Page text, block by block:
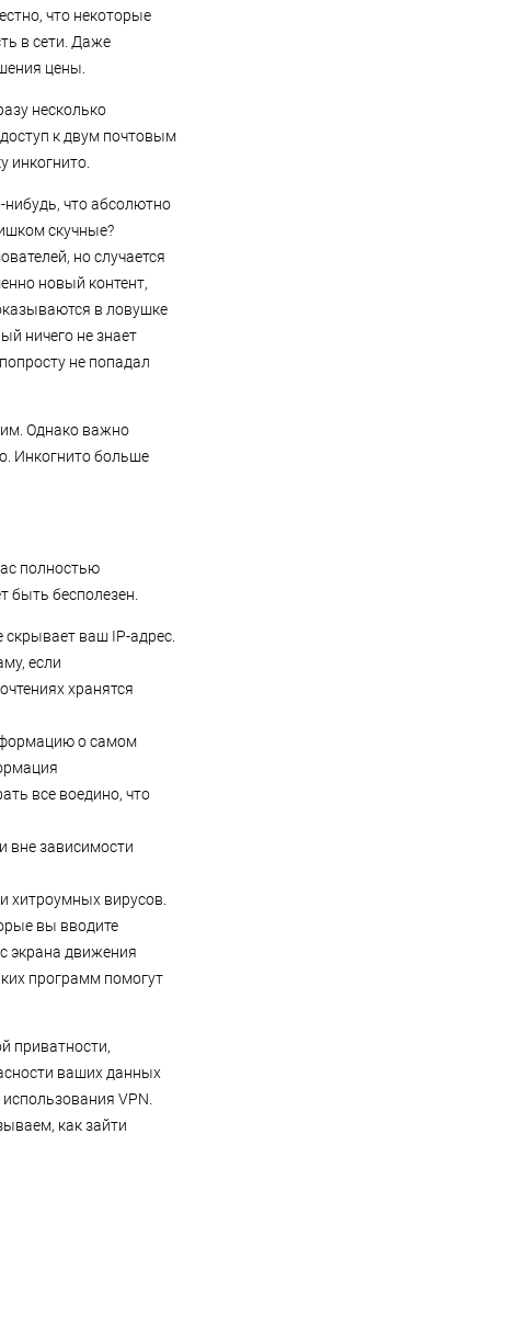
что некоторые
в сети. Даже
цены.
несколько
к двум почтовым
инкогнито.
что абсолютно
скучные?
но случается
новый контент,
в ловушке
ничего не знает
не попадал
Однако важно
Инкогнито больше
полностью
быть бесполезен.
ваш IP-адрес.
если
хранятся
о самом
все воедино, что
вне зависимости
хитроумных вирусов.
вы вводите
экрана движения
программ помогут
приватности,
ваших данных
VPN.
как зайти